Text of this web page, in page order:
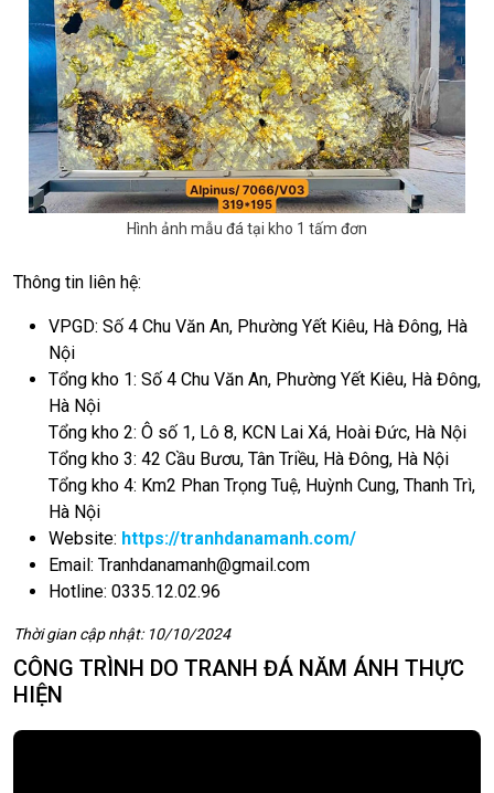
Hình ảnh mẫu đá tại kho 1 tấm đơn
Thông tin liên hệ:
VPGD: Số 4 Chu Văn An, Phường Yết Kiêu, Hà Đông, Hà
Nội
Tổng kho 1: Số 4 Chu Văn An, Phường Yết Kiêu, Hà Đông,
Hà Nội
Tổng kho 2: Ô số 1, Lô 8, KCN Lai Xá, Hoài Đức, Hà Nội
Tổng kho 3: 42 Cầu Bươu, Tân Triều, Hà Đông, Hà Nội
Tổng kho 4: Km2 Phan Trọng Tuệ, Huỳnh Cung, Thanh Trì,
Hà Nội
Website: https://tranhdanamanh.com/
Email: Tranhdanamanh@gmail.com
Hotline: 0335.12.02.96
Thời gian cập nhật: 10/10/2024
CÔNG TRÌNH DO TRANH ĐÁ NĂM ÁNH THỰC
HIỆN